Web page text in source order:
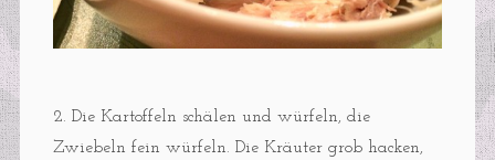
2. Die Kartoffeln schälen und würfeln, die
Zwiebeln fein würfeln. Die Kräuter grob hacken,